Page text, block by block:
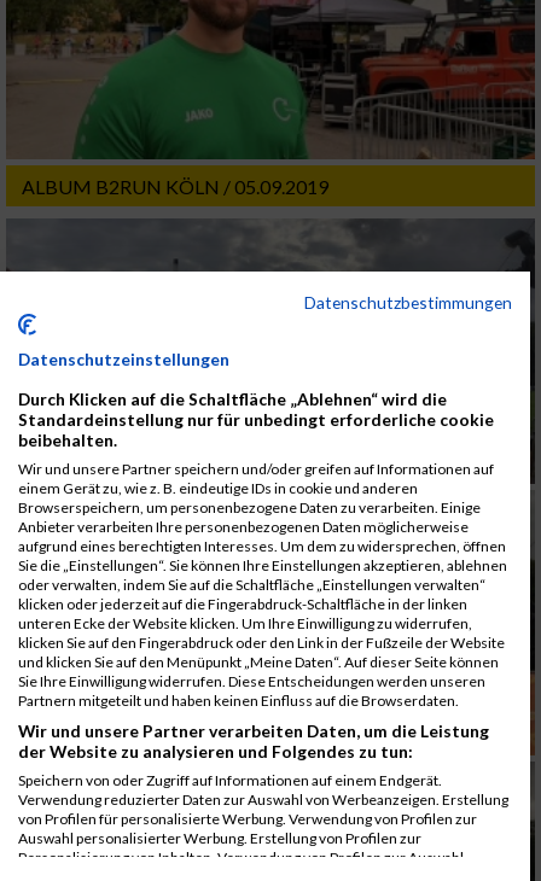
ALBUM B2RUN KÖLN / 05.09.2019
Datenschutzbestimmungen
Datenschutzeinstellungen
Durch Klicken auf die Schaltfläche „Ablehnen“ wird die
Standardeinstellung nur für unbedingt erforderliche cookie
beibehalten.
Wir und unsere Partner speichern und/oder greifen auf Informationen auf
einem Gerät zu, wie z. B. eindeutige IDs in cookie und anderen
Browserspeichern, um personenbezogene Daten zu verarbeiten. Einige
Anbieter verarbeiten Ihre personenbezogenen Daten möglicherweise
aufgrund eines berechtigten Interesses. Um dem zu widersprechen, öffnen
Sie die „Einstellungen“. Sie können Ihre Einstellungen akzeptieren, ablehnen
oder verwalten, indem Sie auf die Schaltfläche „Einstellungen verwalten“
klicken oder jederzeit auf die Fingerabdruck-Schaltfläche in der linken
unteren Ecke der Website klicken. Um Ihre Einwilligung zu widerrufen,
klicken Sie auf den Fingerabdruck oder den Link in der Fußzeile der Website
und klicken Sie auf den Menüpunkt „Meine Daten“. Auf dieser Seite können
Sie Ihre Einwilligung widerrufen. Diese Entscheidungen werden unseren
Partnern mitgeteilt und haben keinen Einfluss auf die Browserdaten.
Wir und unsere Partner verarbeiten Daten, um die Leistung
der Website zu analysieren und Folgendes zu tun:
Speichern von oder Zugriff auf Informationen auf einem Endgerät.
Verwendung reduzierter Daten zur Auswahl von Werbeanzeigen. Erstellung
von Profilen für personalisierte Werbung. Verwendung von Profilen zur
Auswahl personalisierter Werbung. Erstellung von Profilen zur
Personalisierung von Inhalten. Verwendung von Profilen zur Auswahl